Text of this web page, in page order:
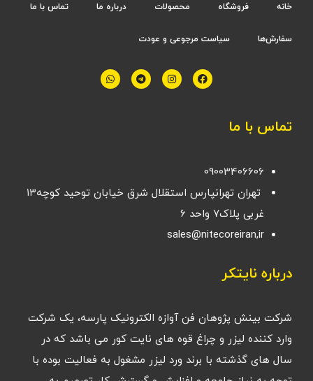
خانه فروشگاه محصولات درباره ما تماس با ما
سفارش‌ها سیاست مرجوعی و عودت
تماس با ما
09003406606
تهران تهرانپارس استقلال شرق خیابان توحید کوچه۱۳
غربی پلاک۷ واحد ۶
sales@nitecoreiran,ir
درباره نایتکر
شرکت بینش پژوهان فن آوازه الکترونیک پارسه، یک شرکت
وارد کننده لیزر و چراغ قوه های نایت کور می باشد که در
سال های گذشته با برند ورد لیزر مشغول به فعالیت بوده با